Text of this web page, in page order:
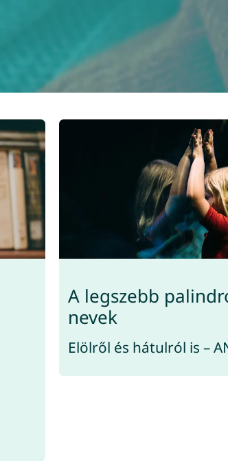
A legszebb
nevek
Elölről és hátulról is –